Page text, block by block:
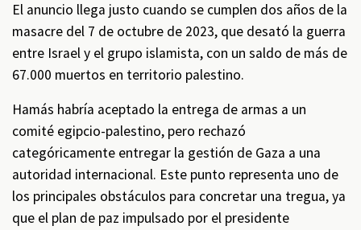
El anuncio llega justo cuando se cumplen dos años de la
masacre del 7 de octubre de 2023, que desató la guerra
entre Israel y el grupo islamista, con un saldo de más de
67.000 muertos en territorio palestino.
Hamás habría aceptado la entrega de armas a un
comité egipcio-palestino, pero rechazó
categóricamente entregar la gestión de Gaza a una
autoridad internacional. Este punto representa uno de
los principales obstáculos para concretar una tregua, ya
que el plan de paz impulsado por el presidente